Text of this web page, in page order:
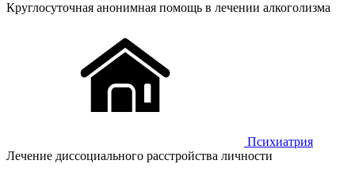
Круглосуточная анонимная помощь в лечении алкоголизма
Психиатрия
Лечение диссоциального расстройства личности